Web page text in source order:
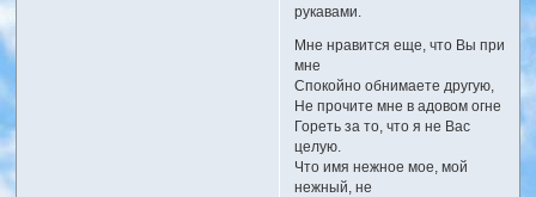
рукавами.
Мне нравится еще, что Вы при
мне
Спокойно обнимаете другую,
Не прочите мне в адовом огне
Гореть за то, что я не Вас
целую.
Что имя нежное мое, мой
нежный, не